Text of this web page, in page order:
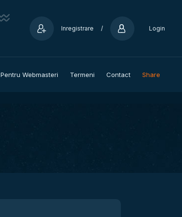
Inregistrare / Login
Pentru Webmasteri Termeni Contact Share